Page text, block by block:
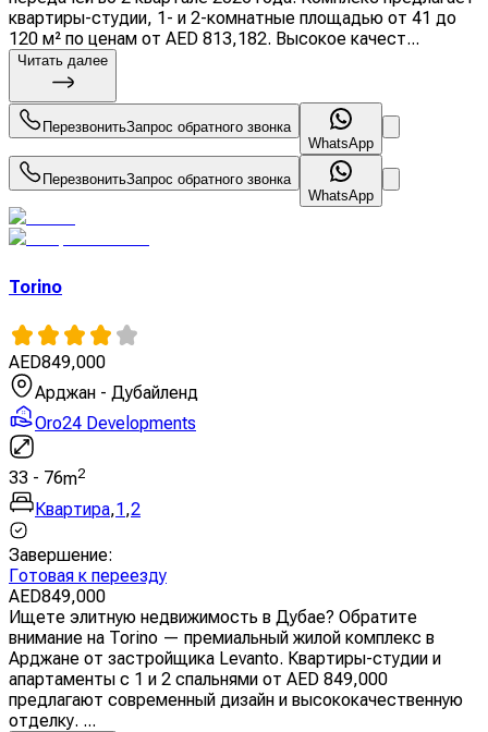
квартиры-студии, 1- и 2-комнатные площадью от 41 до
120 м² по ценам от AED 813,182. Высокое качест...
Читать далее
ПерезвонитьЗапрос обратного звонка
WhatsApp
ПерезвонитьЗапрос обратного звонка
WhatsApp
Torino
AED849,000
Арджан - Дубайленд
Oro24 Developments
33 - 76m2
Квартира,1,2
Завершение:
Готовая к переезду
AED849,000
Ищете элитную недвижимость в Дубае? Обратите
внимание на Torino — премиальный жилой комплекс в
Арджане от застройщика Levanto. Квартиры-студии и
апартаменты с 1 и 2 спальнями от AED 849,000
предлагают современный дизайн и высококачественную
отделку. ...